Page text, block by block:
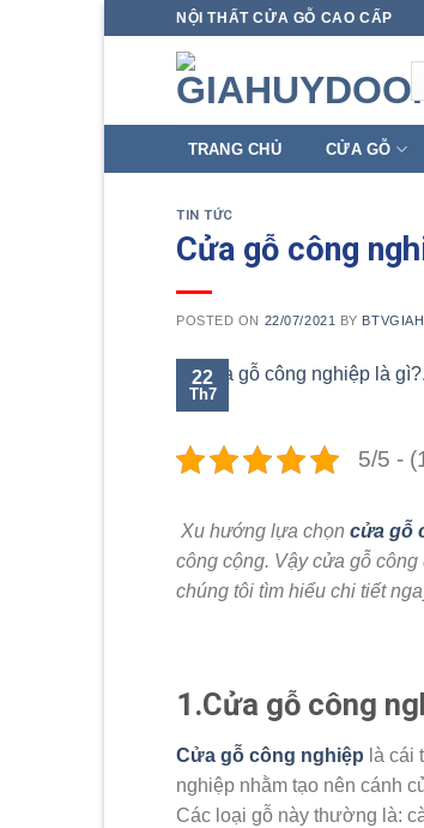
NỘI THẤT CỬA GỖ CAO CẤP
TRANG CHỦ CỬA GỖ
TIN TỨC
Cửa gỗ công
POSTED ON 22/07/2021 BY
22
Th7
5/5 -
Xu hướng lựa chọn cửa gỗ
công cộng. Vậy cửa gỗ
chúng tôi tìm hiểu chi tiết
1.Cửa gỗ công
Cửa gỗ công nghiệp là cái
nghiệp nhằm tạo nên cánh
Các loại gỗ này thường là: